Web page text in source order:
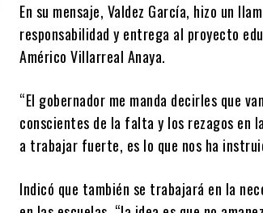
En su mensaje, Valdez García, hizo un
responsabilidad y entrega al proyecto
Américo Villarreal Anaya.
“El gobernador me manda decirles que
conscientes de la falta y los rezagos en
a trabajar fuerte, es lo que nos ha
Indicó que también se trabajará en la